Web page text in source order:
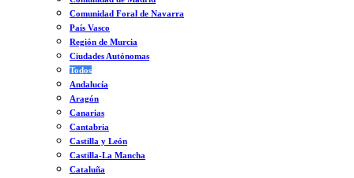
Comunidad Foral de Navarra
País Vasco
Región de Murcia
Ciudades Autónomas
Todos
Andalucía
Aragón
Canarias
Cantabria
Castilla y León
Castilla-La Mancha
Cataluña